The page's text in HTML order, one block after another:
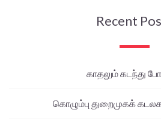
Recent
காதலும் கடந்து
கொழும்பு துறைமுகக்